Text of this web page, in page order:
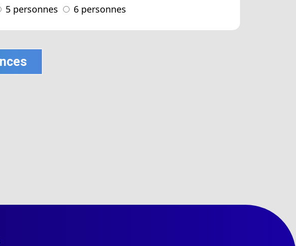
5 personnes 6 personnes